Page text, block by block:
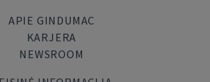
APIE GINDUMAC
KARJERA
NEWSROOM